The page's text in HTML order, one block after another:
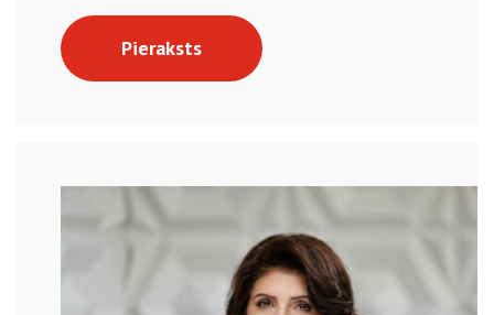
Pieraksts